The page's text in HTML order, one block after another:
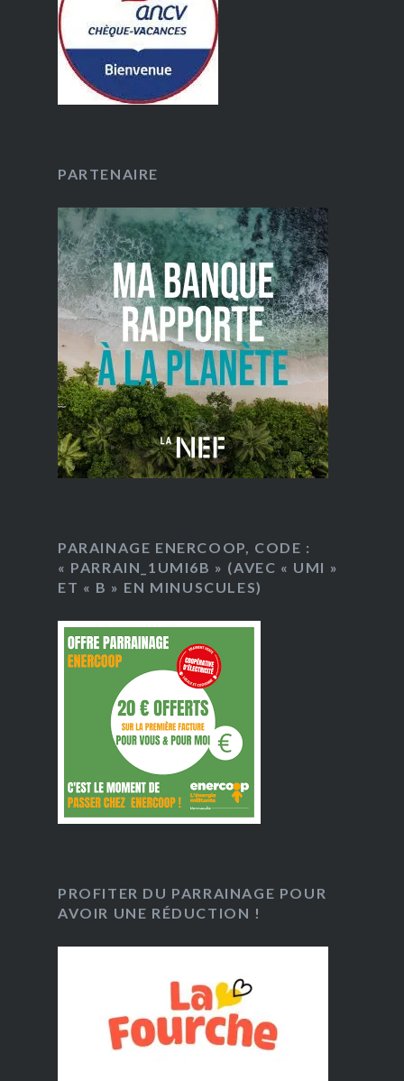
PARTENAIRE
PARAINAGE ENERCOOP, CODE :
« PARRAIN_1UMI6B » (AVEC « UMI »
ET « B » EN MINUSCULES)
PROFITER DU PARRAINAGE POUR
AVOIR UNE RÉDUCTION !